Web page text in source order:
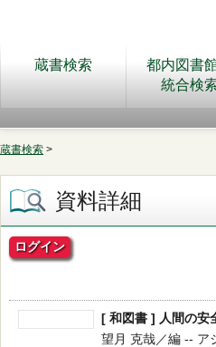
蔵書検索
都内図書
統合検
蔵書検索 >
資料詳細
ログイン
[ 和図書 ] 人間の安
望月 克哉／編 -- ア